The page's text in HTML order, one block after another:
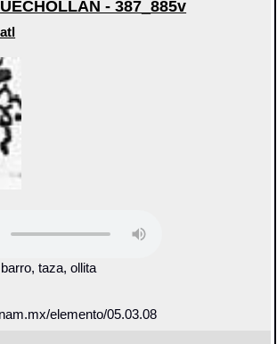
- 387_885v
taza, ollita
elemento/05.03.08